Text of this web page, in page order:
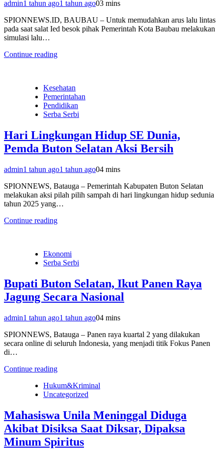
admin1 tahun ago1 tahun ago03 mins
SPIONNEWS.ID, BAUBAU – Untuk memudahkan arus lalu lintas
pada saat salat Ied besok pihak Pemerintah Kota Baubau melakukan
simulasi lalu…
Continue reading
Kesehatan
Pemerintahan
Pendidikan
Serba Serbi
Hari Lingkungan Hidup SE Dunia,
Pemda Buton Selatan Aksi Bersih
admin1 tahun ago1 tahun ago04 mins
SPIONNEWS, Batauga – Pemerintah Kabupaten Buton Selatan
melakukan aksi pilah pilih sampah di hari lingkungan hidup sedunia
tahun 2025 yang…
Continue reading
Ekonomi
Serba Serbi
Bupati Buton Selatan, Ikut Panen Raya
Jagung Secara Nasional
admin1 tahun ago1 tahun ago04 mins
SPIONNEWS, Batauga – Panen raya kuartal 2 yang dilakukan
secara online di seluruh Indonesia, yang menjadi titik Fokus Panen
di…
Continue reading
Hukum&Kriminal
Uncategorized
Mahasiswa Unila Meninggal Diduga
Akibat Disiksa Saat Diksar, Dipaksa
Minum Spiritus